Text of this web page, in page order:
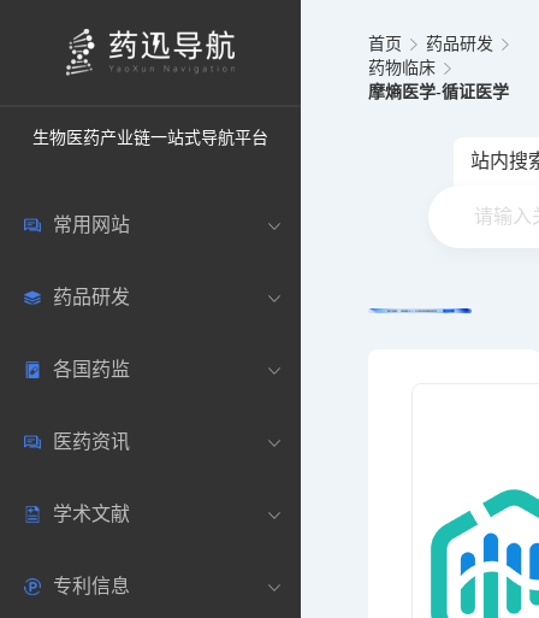
生物医药产业链一站式导航平台
常用网站
中国常用
药圈资讯
邮箱登录
药典网站
药品研发
药研数据库
药品说明书
药物临床
生物数据库
各国药监
中国
美国
欧洲
医药资讯
医药新闻
医药论坛
学术文献
学术搜索
专利信息
首页
药品研发
药物临床
摩熵医学-循证医学
站内搜